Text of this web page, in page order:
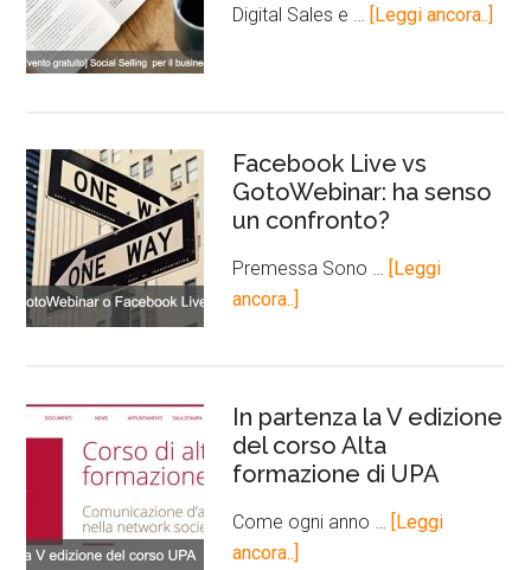
Digital Sales e … [Leggi ancora..]
Facebook Live vs
GotoWebinar: ha senso
un confronto?
Premessa Sono …
[Leggi
ancora..]
In partenza la V edizione
del corso Alta
formazione di UPA
Come ogni anno …
[Leggi
ancora..]